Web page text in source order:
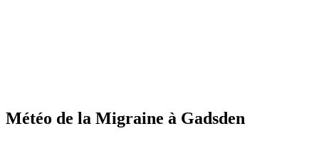
Météo de la Migraine à Gadsden